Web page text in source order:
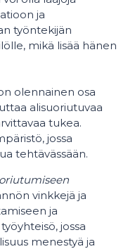
ja
työntekijän
mikä lisää hänen
olennainen osa
alisuoriutuvaa
tukea.
jossa
tehtävässään.
vinkkejä ja
ja
jossa
menestyä ja